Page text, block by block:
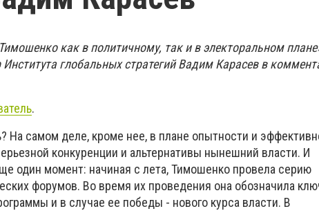
как в политичному, так и в электоральном
глобальных стратегий Вадим Карасев в
.
На самом деле, кроме нее, в плане опытности и
конкуренции и альтернативы нынешний власти. И
один момент: начиная с лета, Тимошенко провела серию
форумов. Во время их проведения она обозначила
и в случае ее победы - нового курса власти. В